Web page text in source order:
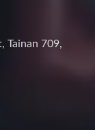
Tainan 709,